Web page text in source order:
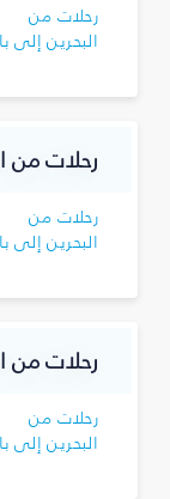
رحلات من
البحرين إلى
رحلات من
رحلات من
البحرين إلى
رحلات من
رحلات من
البحرين إلى